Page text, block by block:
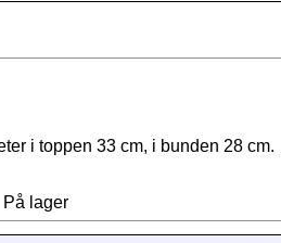
i toppen 33 cm, i bunden 28 cm.
På lager